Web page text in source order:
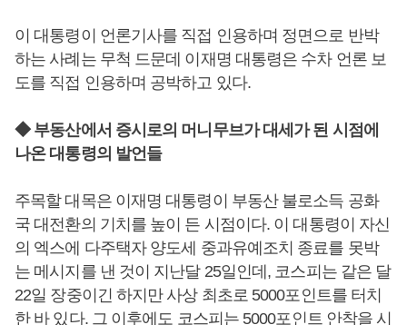
이 대통령이 언론기사를 직접 인용하며 정면으로 반박
하는 사례는 무척 드문데 이재명 대통령은 수차 언론 보
도를 직접 인용하며 공박하고 있다.
◆ 부동산에서 증시로의 머니무브가 대세가 된 시점에
나온 대통령의 발언들
주목할 대목은 이재명 대통령이 부동산 불로소득 공화
국 대전환의 기치를 높이 든 시점이다. 이 대통령이 자신
의 엑스에 다주택자 양도세 중과유예조치 종료를 못박
는 메시지를 낸 것이 지난달 25일인데, 코스피는 같은 달
22일 장중이긴 하지만 사상 최초로 5000포인트를 터치
한 바 있다. 그 이후에도 코스피는 5000포인트 안착을 시